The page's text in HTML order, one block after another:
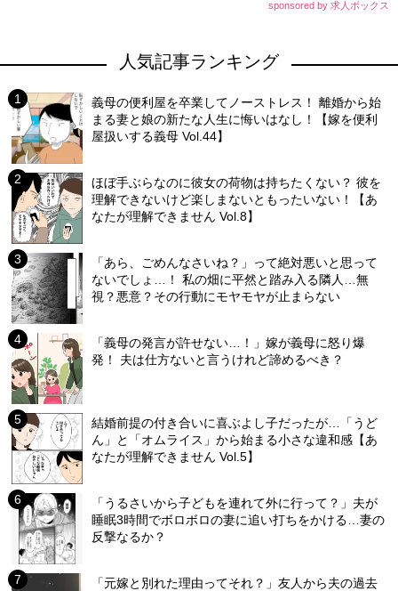
sponsored by 求人ボックス
人気記事ランキング
義母の便利屋を卒業してノーストレス！ 離婚から始
まる妻と娘の新たな人生に悔いはなし！【嫁を便利
屋扱いする義母 Vol.44】
ほぼ手ぶらなのに彼女の荷物は持ちたくない？ 彼を
理解できないけど楽しまないともったいない！【あ
なたが理解できません Vol.8】
「あら、ごめんなさいね？」って絶対悪いと思って
ないでしょ…！ 私の畑に平然と踏み入る隣人…無
視？悪意？その行動にモヤモヤが止まらない
「義母の発言が許せない…！」嫁が義母に怒り爆
発！ 夫は仕方ないと言うけれど諦めるべき？
結婚前提の付き合いに喜ぶよし子だったが…「うど
ん」と「オムライス」から始まる小さな違和感【あ
なたが理解できません Vol.5】
「うるさいから子どもを連れて外に行って？」夫が
睡眠3時間でボロボロの妻に追い打ちをかける…妻の
反撃なるか？
「元嫁と別れた理由ってそれ？」友人から夫の過去